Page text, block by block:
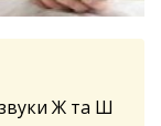
Ж та Ш